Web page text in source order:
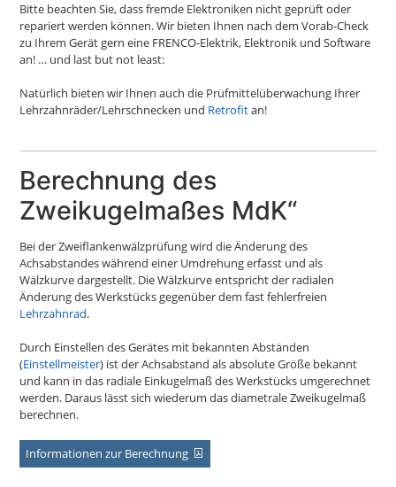
Bitte beachten Sie, dass fremde Elektroniken nicht geprüft oder
repariert werden können. Wir bieten Ihnen nach dem Vorab-Check
zu Ihrem Gerät gern eine FRENCO-Elektrik, Elektronik und Software
an! … und last but not least:
Natürlich bieten wir Ihnen auch die Prüfmittelüberwachung Ihrer
Lehrzahnräder/Lehrschnecken und Retrofitan!
Berechnung des
Zweikugelmaßes MdK“
Bei der Zweiflankenwälzprüfung wird die Änderung des
Achsabstandes während einer Umdrehung erfasst und als
Wälzkurve dargestellt. Die Wälzkurve entspricht der radialen
Änderung des Werkstücks gegenüber dem fast fehlerfreien
Lehrzahnrad.
Durch Einstellen des Gerätes mit bekannten Abständen
(Einstellmeister) ist der Achsabstand als absolute Größe bekannt
und kann in das radiale Einkugelmaß des Werkstücks umgerechnet
werden. Daraus lässt sich wiederum das diametrale Zweikugelmaß
berechnen.
Informationen zur Berechnung